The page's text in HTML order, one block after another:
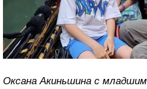
Оксана Акиньшина с